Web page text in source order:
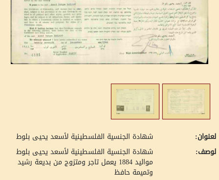
شهادة الجنسية الفلسطينية لأسعد يحيى بلوط
شهادة الجنسية الفلسطينية لأسعد يحيى بلوط
مواليد 1884 يعمل تاجر ومتزوج من بديعة رشيد
وتميمة حافظ